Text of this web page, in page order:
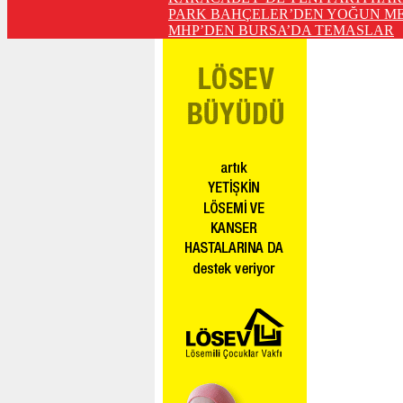
PARK BAHÇELER’DEN YOĞUN
MHP’DEN BURSA’DA TEMASLAR